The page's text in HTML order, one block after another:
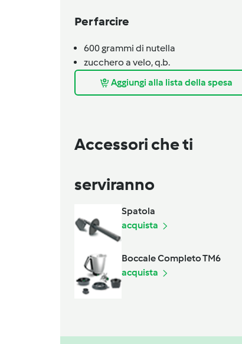
Per farcire
600grammi di nutella
zucchero a velo,q.b.
Aggiungi alla lista della spesa
Accessori che ti
serviranno
Spatola
acquista
Boccale Completo TM6
acquista